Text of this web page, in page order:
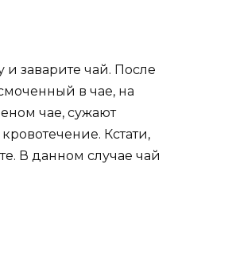
заварите чай. После
в чае, на
чае, сужают
Кстати,
В данном случае чай